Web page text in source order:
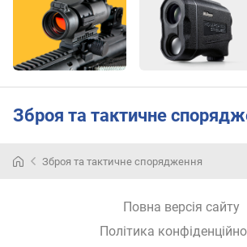
°
н
.
и
Зброя та тактичне
Зброя та тактичне спорядження
Повна версія сайту
Політика